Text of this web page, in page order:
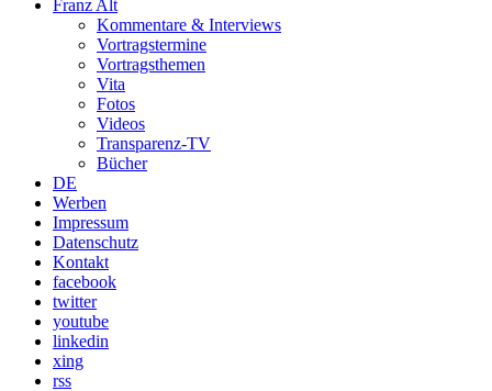
Franz Alt
Kommentare & Interviews
Vortragstermine
Vortragsthemen
Vita
Fotos
Videos
Transparenz-TV
Bücher
DE
Werben
Impressum
Datenschutz
Kontakt
facebook
twitter
youtube
linkedin
xing
rss